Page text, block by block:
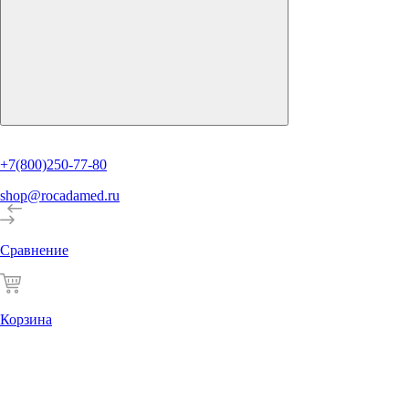
+7(800)250-77-80
shop@rocadamed.ru
Сравнение
Корзина